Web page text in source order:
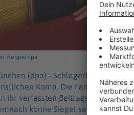
Hoppe/dpa
(dpa) - Schlagerkomponist
Koma. Die Familie
ihr verfassten Beitrags auf
könne Siegel selbstständig